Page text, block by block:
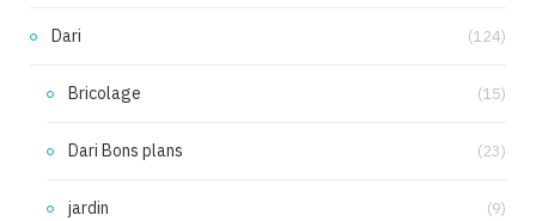
Dari (124)
Bricolage (15)
Dari Bons plans (23)
jardin (9)